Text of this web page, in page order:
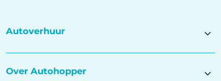
Autoverhuur
Over Autohopper